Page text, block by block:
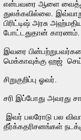
என்பவரை ஆளை வைத்து
துலக்கவில்லை.
பிரிட்டிஷ் அரசு
போட்டதுதான் காரணம்.
இவரை
மெக்காவுக்கு ஹஜ்
சிறுகுறிப்பு ஓவர்.
சரி இப்போது அவரது
இவர் பலரோடு பல
தீர்க்கதரிசனங்கள்